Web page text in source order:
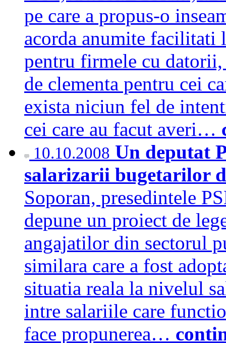
pe care a propus-o
acorda anumite facilitati
pentru firmele cu
de clementa pentru cei
exista niciun fel de
cei care au facut averi…
10.10.2008 Un deputat
salarizarii bugetarilor
Soporan, presedintele
depune un proiect de
angajatilor din sectorul
similara care a fost
situatia reala la nivelul
intre salariile care
face propunerea…